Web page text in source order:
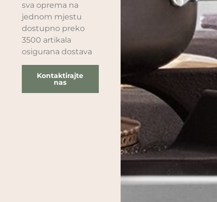
sva oprema na
jednom mjestu
dostupno preko
3500 artikala
osigurana dostava
Kontaktirajte
nas